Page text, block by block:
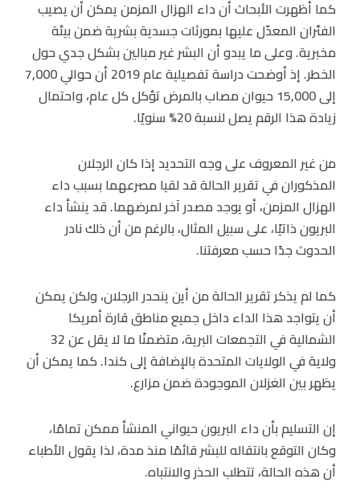
كما أظهرت الأبحاث أن داء الهزال المزمن يمكن أن يصيب
الفئران المعدّل عليها بمورثات جسدية بشرية ضمن بيئة
مخبرية. وعلى ما يبدو أن البشر غير مبالين بشكل جدي حول
الخطر. إذ أوضحت دراسة تفصيلية عام 2019 أن حوالي 7,000
إلى 15,000 حيوان مصاب بالمرض تؤكل كل عام، واحتمال
زيادة هذا الرقم يصل لنسبة 20% سنويًا.
من غير المعروف على وجه التحديد إذا كان الرجلان
المذكوران في تقرير الحالة قد لقيا مصرعهما بسبب داء
الهزال المزمن، أو يوجد مصدر آخر لمرضهما. قد ينشأ داء
البريون ذاتيًا، على سبيل المثال، بالرغم من أن ذلك نادر
الحدوث جدًا حسب معرفتنا.
كما لم يذكر تقرير الحالة من أين ينحدر الرجلان، ولكن يمكن
أن يتواجد هذا الداء داخل جميع مناطق قارة أمريكا
الشمالية في التجمعات البرية، متضمنًا ما لا يقل عن 32
ولاية في الولايات المتحدة بالإضافة إلى كندا. كما يمكن أن
يظهر بين الغزلان الموجودة ضمن مزارع.
إن التسليم بأن داء البريون حيواني المنشأ ممكن تمامًا،
وكان التوقع بانتقاله للبشر قائمًا منذ مدة، لذا يقول الأطباء
أن هذه الحالة، تتطلب الحذر والانتباه.